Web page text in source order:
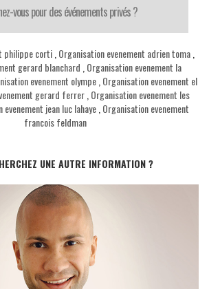
vous pour des événements privés ?
philippe corti Organisation evenement adrien toma
gerard blanchard Organisation evenement la
evenement olympe Organisation evenement el
gerard ferrer Organisation evenement les
evenement jean luc lahaye, Organisation evenement
francois feldman
UNE AUTRE INFORMATION ?